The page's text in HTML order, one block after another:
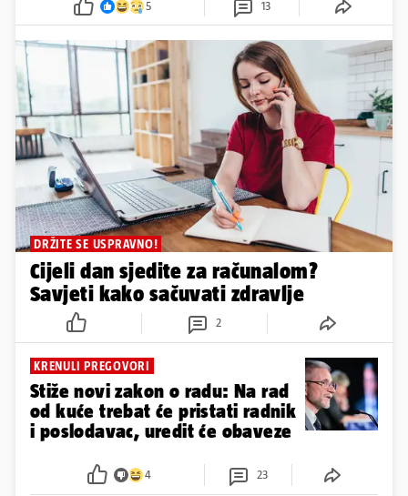
5 13
DRŽITE SE USPRAVNO!
Cijeli dan sjedite za računalom?
Savjeti kako sačuvati zdravlje
2
KRENULI PREGOVORI
Stiže novi zakon o radu: Na rad
od kuće trebat će pristati radnik
i poslodavac, uredit će obaveze
4 23